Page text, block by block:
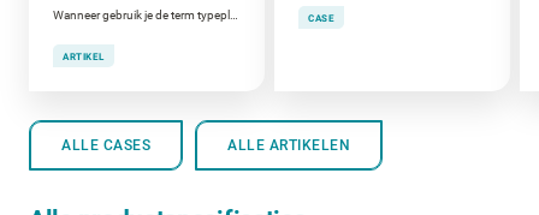
ARTIKEL
CASE
ALLE CASES ALLE ARTIKELEN